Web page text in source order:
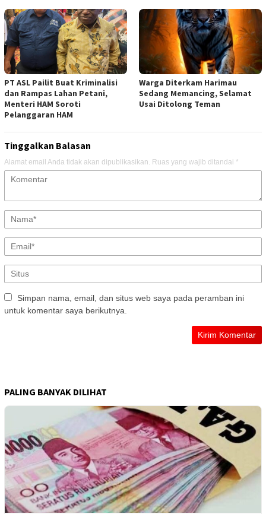
PT ASL Pailit Buat Kriminalisi
dan Rampas Lahan Petani,
Menteri HAM Soroti
Pelanggaran HAM
Warga Diterkam Harimau
Sedang Memancing, Selamat
Usai Ditolong Teman
Tinggalkan Balasan
Alamat email Anda tidak akan dipublikasikan. Ruas yang wajib ditandai *
Simpan nama, email, dan situs web saya pada peramban ini
untuk komentar saya berikutnya.
PALING BANYAK DILIHAT